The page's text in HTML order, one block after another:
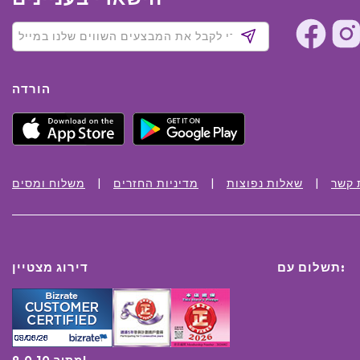
הורדה
משלוח ומסים מדיניות החזרים שאלות נפוצות קשר
דירוג מצטיין תשלום עם: